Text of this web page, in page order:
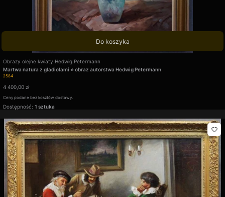
Do koszyka
Kod produktu
2584
Martwa natura z gladiolami ⭐ obraz autorstwa Hedwig Petermann
Producent
Obrazy olejne kwiaty Hedwig Petermann
Cena
4 400,00 zł
Ceny podane bez kosztów dostawy.
Dostępność: 1 sztuka